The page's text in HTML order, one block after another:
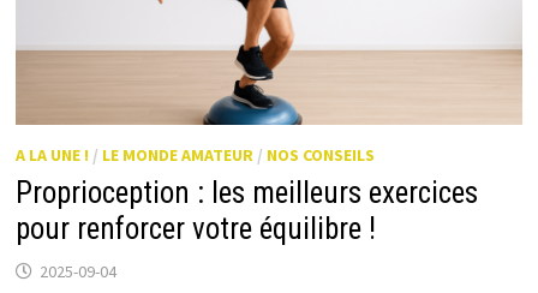
A LA UNE ! / LE MONDE AMATEUR / NOS CONSEILS
Proprioception : les meilleurs exercices
pour renforcer votre équilibre !
2025-09-04